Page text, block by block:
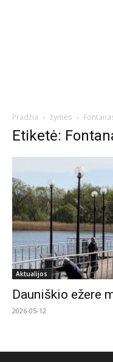
Pradžia žymės
Etiketė:
Aktualijos
Dauniškio ežere
2026-05-12